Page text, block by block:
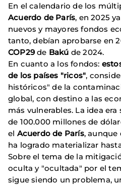
En el calendario de los
Acuerdo de París, en 2025
nuevos y mayores fondos
tanto, debían aprobarse en
COP29de Bakú de 2024.
En cuanto a los fondos:
de los países "ricos",
históricos" de la
global, con destino a las
más vulnerables. La idea era
de 100.000 millones de
el Acuerdo de París, aunque
ha logrado materializar
Sobre el tema de la
oculta y "ocultada" por el
sigue siendo un problema,